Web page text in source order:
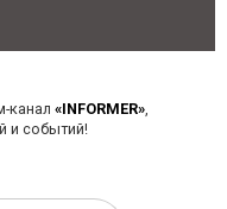
канал «INFORMER»,
и событий!